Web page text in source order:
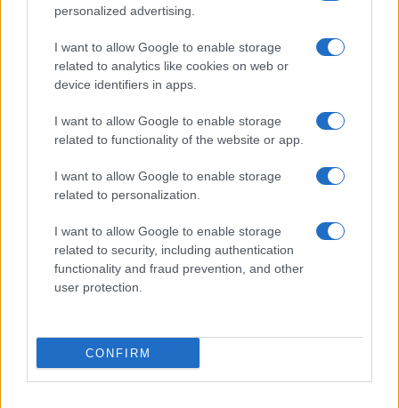
personalized advertising.
I want to allow Google to enable storage
related to analytics like cookies on web or
device identifiers in apps.
I want to allow Google to enable storage
related to functionality of the website or app.
I want to allow Google to enable storage
related to personalization.
I want to allow Google to enable storage
related to security, including authentication
functionality and fraud prevention, and other
user protection.
CONFIRM
spazi espositivi
Beatrice Bonaventura · 9 Ago 2026
LIFESTYLE